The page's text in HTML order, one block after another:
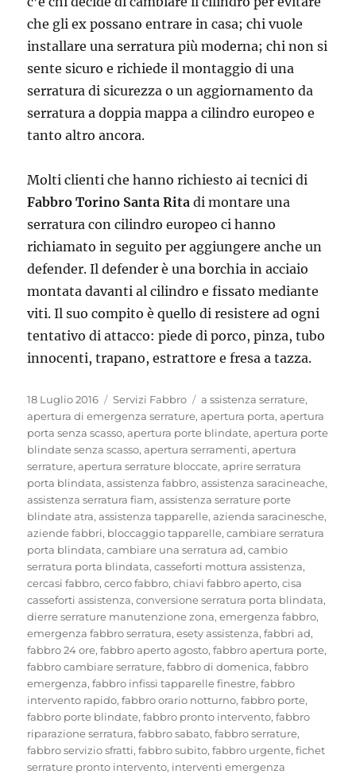
che gli ex possano entrare in casa; chi vuole
installare una serratura più moderna; chi non si
sente sicuro e richiede il montaggio di una
serratura di sicurezza o un aggiornamento da
serratura a doppia mappa a cilindro europeo e
tanto altro ancora.
Molti clienti che hanno richiesto ai tecnici di
Fabbro Torino Santa Rita di montare una
serratura con cilindro europeo ci hanno
richiamato in seguito per aggiungere anche un
defender. Il defender è una borchia in acciaio
montata davanti al cilindro e fissato mediante
viti. Il suo compito è quello di resistere ad ogni
tentativo di attacco: piede di porco, pinza, tubo
innocenti, trapano, estrattore e fresa a tazza.
Pubblicato
il
18 Luglio 2016 Categorie
Servizi Fabbro Tag
a ssistenza serrature,
apertura di emergenza serrature,apertura porta,apertura
porta senza scasso,apertura porte blindate,apertura porte
blindate senza scasso,apertura serramenti,apertura
serrature,apertura serrature bloccate,aprire serratura
porta blindata,assistenza fabbro,assistenza saracineache,
assistenza serratura fiam,assistenza serrature porte
blindate atra,assistenza tapparelle,azienda saracinesche,
aziende fabbri, bloccaggio tapparelle,cambiare serratura
porta blindata,cambiare una serratura ad,cambio
serratura porta blindata,casseforti mottura assistenza,
cercasi fabbro,cerco fabbro,chiavi fabbro aperto,cisa
casseforti assistenza,conversione serratura porta blindata,
dierre serrature manutenzione zona,emergenza fabbro,
emergenza fabbro serratura,esety assistenza,fabbri ad,
fabbro 24 ore,fabbro aperto agosto,fabbro apertura porte,
fabbro cambiare serrature,fabbro di domenica,fabbro
emergenza,fabbro infissi tapparelle finestre,fabbro
intervento rapido,fabbro orario notturno,fabbro porte,
fabbro porte blindate,fabbro pronto intervento,fabbro
riparazione serratura,fabbro sabato,fabbro serrature,
fabbro servizio sfratti,fabbro subito,fabbro urgente,fichet
serrature pronto intervento, interventi emergenza